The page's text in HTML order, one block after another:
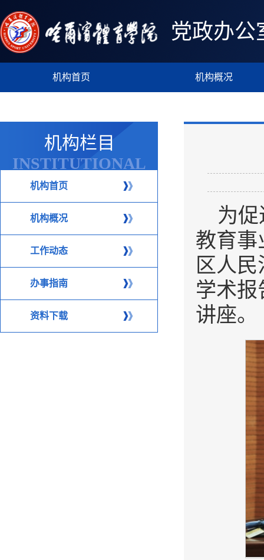
党政办公
机构首页 机构概况
机构栏目
INSTITUTIONAL
COLUMN
机构首页
机构概况
工作动态
办事指南
资料下载
为
教育事
区人
学术
讲座。